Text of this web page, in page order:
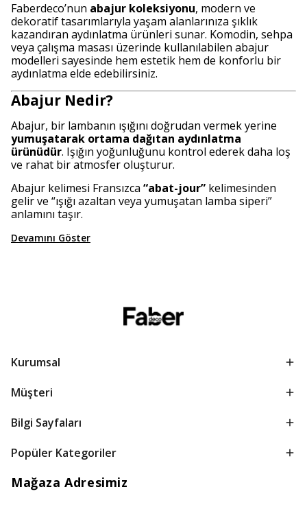
Faberdeco’nun abajur koleksiyonu, modern ve
dekoratif tasarımlarıyla yaşam alanlarınıza şıklık
kazandıran aydınlatma ürünleri sunar. Komodin, sehpa
veya çalışma masası üzerinde kullanılabilen abajur
modelleri sayesinde hem estetik hem de konforlu bir
aydınlatma elde edebilirsiniz.
Abajur Nedir?
Abajur, bir lambanın ışığını doğrudan vermek yerine
yumuşatarak ortama dağıtan aydınlatma
ürünüdür. Işığın yoğunluğunu kontrol ederek daha loş
ve rahat bir atmosfer oluşturur.
Abajur kelimesi Fransızca “abat-jour” kelimesinden
gelir ve “ışığı azaltan veya yumuşatan lamba siperi”
anlamını taşır.
Devamını Göster
Kurumsal
Müşteri
Bilgi Sayfaları
Popüler Kategoriler
Mağaza Adresimiz